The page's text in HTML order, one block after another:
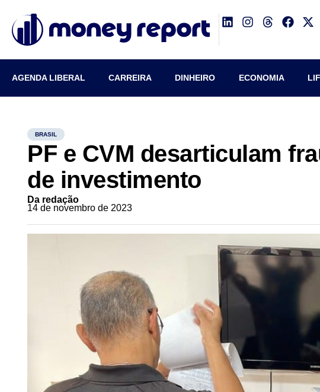
AGENDA LIBERAL CARREIRA DINHEIRO ECONOMIA
BRASIL
PF e CVM desarticulam
de investimento
Da redação
14 de novembro de 2023